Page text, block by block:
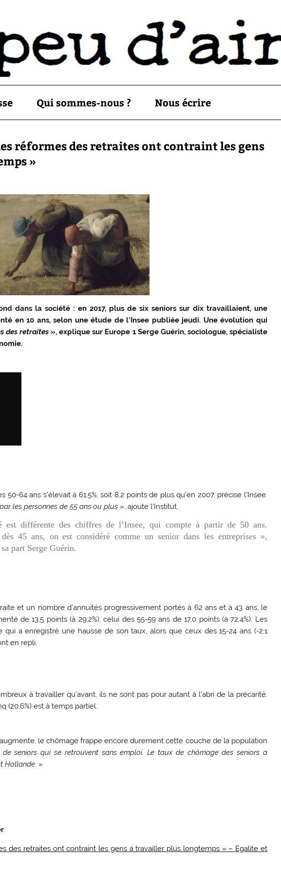
Qui sommes-nous ? Nous écrire
réformes des retraites ont contraint les gens
»
dans la société : en 2017, plus de six seniors sur dix travaillaient, une
en 10 ans, selon une étude de l’Insee publiée jeudi. Une évolution qui
des retraites », explique sur Europe 1 Serge Guérin, sociologue, spécialiste
50-64 ans s’élevait à 61,5%, soit 8,2 points de plus qu’en 2007, précise l’Insee.
les personnes de 55 ans ou plus », ajoute l’Institut.
est différente des chiffres de l’Insee, qui compte à partir de 50 ans.
dès 45 ans, on est considéré comme un senior dans les entreprises »,
part Serge Guérin.
et un nombre d’annuités progressivement portés à 62 ans et à 43 ans, le
de 13,5 points (à 29,2%), celui des 55-59 ans de 17,0 points (à 72,4%). Les
qui a enregistré une hausse de son taux, alors que ceux des 15-24 ans (-2,1
en repli.
à travailler qu’avant, ils ne sont pas pour autant à l’abri de la précarité.
(20,6%) est à temps partiel.
augmente, le chômage frappe encore durement cette couche de la population
seniors qui se retrouvent sans emploi. Le taux de chômage des seniors a
Hollande. »
des retraites ont contraint les gens à travailler plus longtemps » – Egalite et